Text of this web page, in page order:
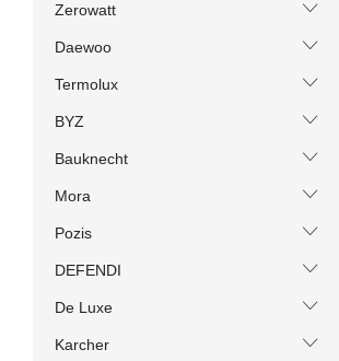
Zerowatt
Daewoo
Termolux
BYZ
Bauknecht
Mora
Pozis
DEFENDI
De Luxe
Karcher